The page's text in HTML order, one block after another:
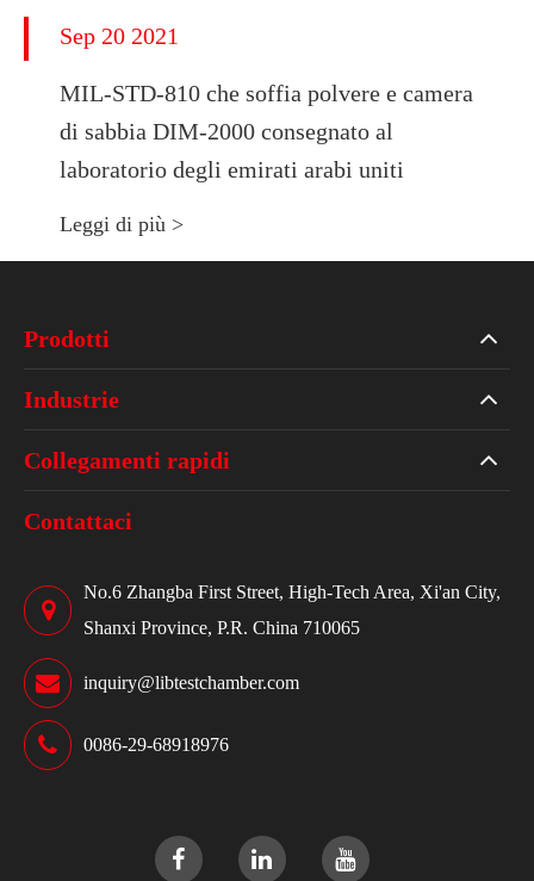
Sep 20 2021
MIL-STD-810 che soffia polvere e camera
di sabbia DIM-2000 consegnato al
laboratorio degli emirati arabi uniti
Leggi di più >
Prodotti
Industrie
Collegamenti rapidi
Contattaci
No.6 Zhangba First Street, High-Tech Area, Xi'an City,
Shanxi Province, P.R. China 710065
inquiry@libtestchamber.com
0086-29-68918976